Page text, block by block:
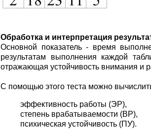
Обработка и интерпретация
Основной показатель - время
результатам выполнения каждой
отражающая устойчивость внимания и
С помощью этого теста можно
эффективность работы (ЭР),
степень врабатываемости (ВР),
психическая устойчивость (ПУ).